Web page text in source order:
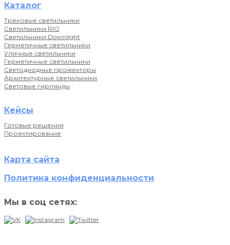
Каталог
Трековые светильники
Светильники RIO
Светильники Downlight
Герметичные светильники
Уличные светильники
Герметичные светильники
Светодиодные прожекторы
Архитектурные светильники
Световые гирлянды
Кейсы
Готовые решения
Проектирование
Карта сайта
Политика конфиденциальности
Мы в соц сетях: